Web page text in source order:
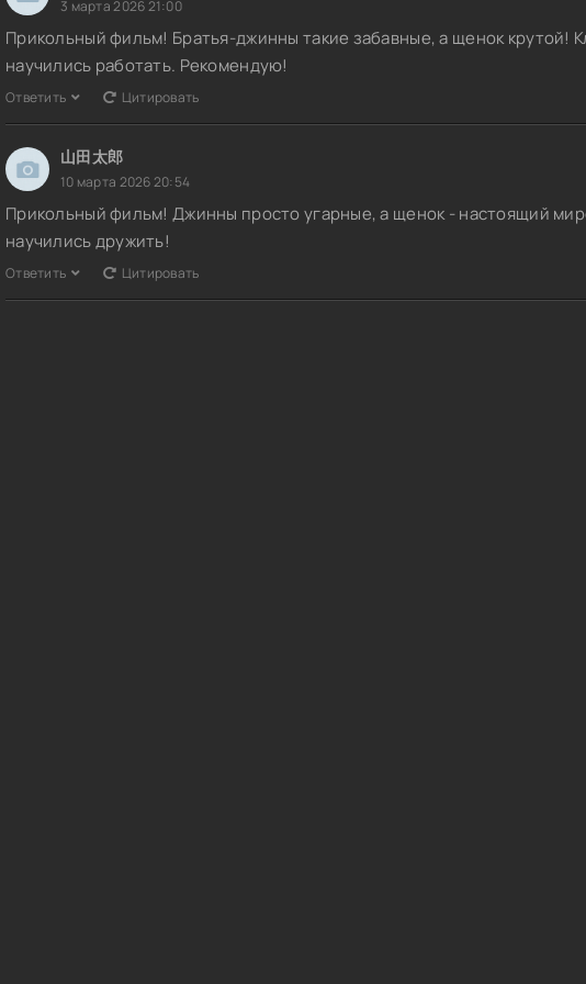
3 марта 2026 21:00
Прикольный фильм! Братья-джинны такие забавные, а щенок крутой!
научились работать. Рекомендую!
Ответить Цитировать
山田太郎
10 марта 2026 20:54
Прикольный фильм! Джинны просто угарные, а щенок - настоящий
научились дружить!
Ответить Цитировать